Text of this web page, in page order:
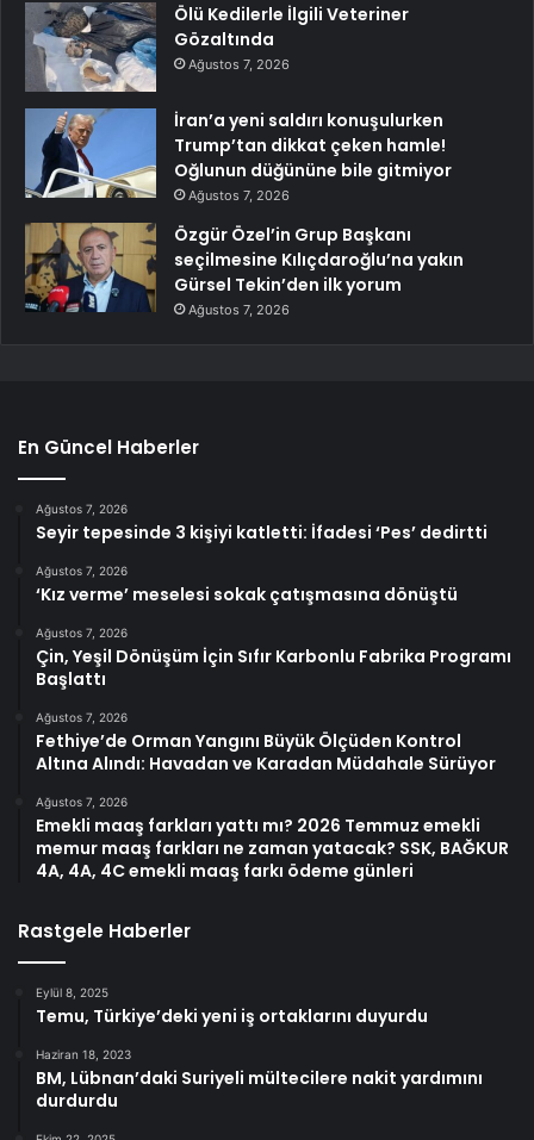
Ölü Kedilerle İlgili Veteriner
Gözaltında
Ağustos 7, 2026
İran’a yeni saldırı konuşulurken
Trump’tan dikkat çeken hamle!
Oğlunun düğününe bile gitmiyor
Ağustos 7, 2026
Özgür Özel’in Grup Başkanı
seçilmesine Kılıçdaroğlu’na yakın
Gürsel Tekin’den ilk yorum
Ağustos 7, 2026
En Güncel Haberler
Ağustos 7, 2026
Seyir tepesinde 3 kişiyi katletti: İfadesi ‘Pes’ dedirtti
Ağustos 7, 2026
‘Kız verme’ meselesi sokak çatışmasına dönüştü
Ağustos 7, 2026
Çin, Yeşil Dönüşüm İçin Sıfır Karbonlu Fabrika Programı
Başlattı
Ağustos 7, 2026
Fethiye’de Orman Yangını Büyük Ölçüden Kontrol
Altına Alındı: Havadan ve Karadan Müdahale Sürüyor
Ağustos 7, 2026
Emekli maaş farkları yattı mı? 2026 Temmuz emekli
memur maaş farkları ne zaman yatacak? SSK, BAĞKUR
4A, 4A, 4C emekli maaş farkı ödeme günleri
Rastgele Haberler
Eylül 8, 2025
Temu, Türkiye’deki yeni iş ortaklarını duyurdu
Haziran 18, 2023
BM, Lübnan’daki Suriyeli mültecilere nakit yardımını
durdurdu